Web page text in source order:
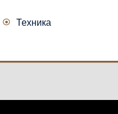
Техника